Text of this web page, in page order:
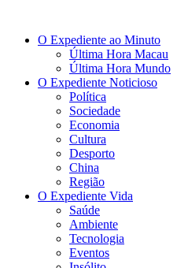
O Expediente ao Minuto
Última Hora Macau
Última Hora Mundo
O Expediente Noticioso
Política
Sociedade
Economia
Cultura
Desporto
China
Região
O Expediente Vida
Saúde
Ambiente
Tecnologia
Eventos